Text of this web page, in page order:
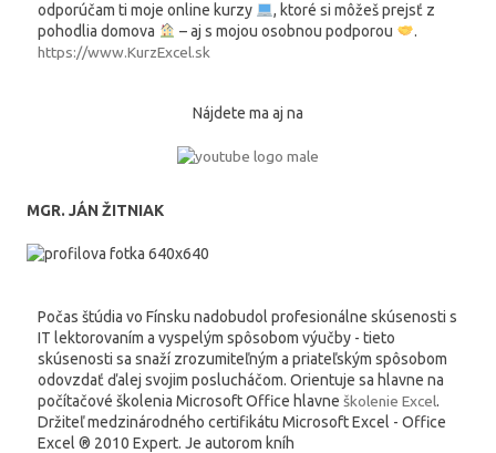
odporúčam ti moje online kurzy
, ktoré si môžeš prejsť z
pohodlia domova
– aj s mojou osobnou podporou
.
https://www.KurzExcel.sk
Nájdete ma aj na
MGR. JÁN ŽITNIAK
Počas štúdia vo Fínsku nadobudol profesionálne skúsenosti s
IT lektorovaním a vyspelým spôsobom výučby - tieto
skúsenosti sa snaží zrozumiteľným a priateľským spôsobom
odovzdať ďalej svojim poslucháčom. Orientuje sa hlavne na
počítačové školenia Microsoft Office hlavne školenie Excel.
Držiteľ medzinárodného certifikátu Microsoft Excel - Office
Excel ® 2010 Expert. Je autorom kníh